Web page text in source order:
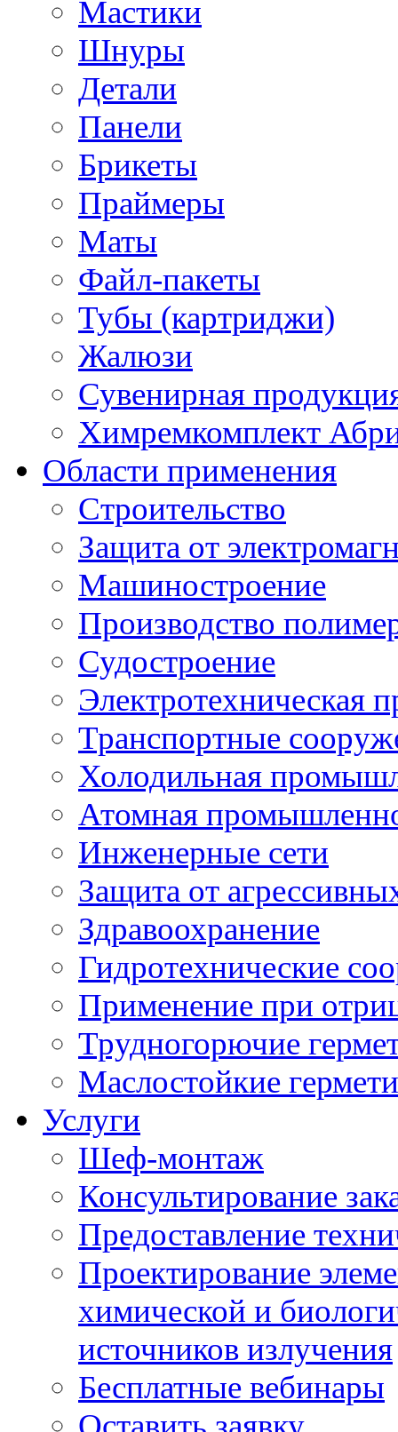
Мастики
Шнуры
Детали
Панели
Брикеты
Праймеры
Маты
Файл-пакеты
Тубы (картриджи)
Жалюзи
Сувенирная
Химремкомплект
Области применения
Строительство
Защита от
Машиностроение
Производство
Судостроение
Электротехническая
Транспортные
Холодильная
Атомная
Инженерные сети
Защита от
Здравоохранение
Гидротехнические
Применение при
Трудногорючие
Маслостойкие
Услуги
Шеф-монтаж
Консультирование
Предоставление
Проектирование
химической и
источников излучения
Бесплатные вебинары